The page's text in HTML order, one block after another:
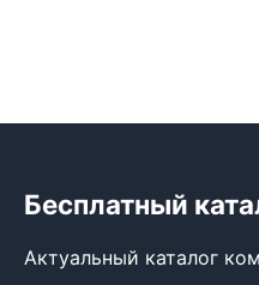
Бесплатный
Актуальный каталог